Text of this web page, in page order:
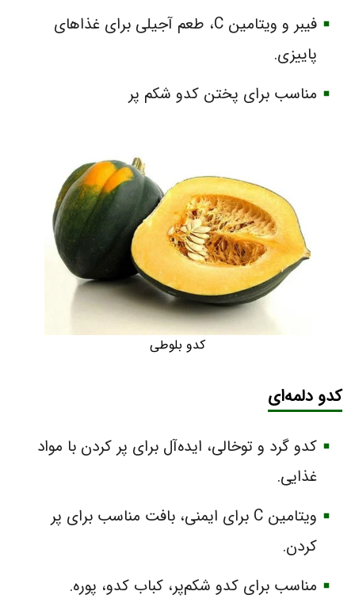
فیبر و ویتامین C، طعم آجیلی برای غذاهای
پاییزی.
مناسب برای پختن کدو شکم پر
کدو بلوطی
کدو دلمه‌ای
کدو گرد و توخالی، ایده‌آل برای پر کردن با مواد
غذایی.
ویتامین C برای ایمنی، بافت مناسب برای پر
کردن.
مناسب برای کدو شکم‌پر، کباب کدو، پوره.